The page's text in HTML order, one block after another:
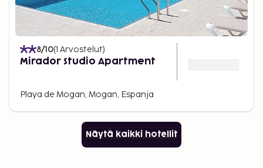
8/10(1 Arvostelut)
Mirador Studio Apartment
Playa de Mogan, Mogan, Espanja
Näytä kaikki hotellit